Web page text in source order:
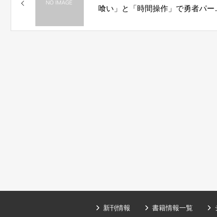
喰い」と「時間操作」で勇者パー
報！
新刊情報 書籍情報一覧